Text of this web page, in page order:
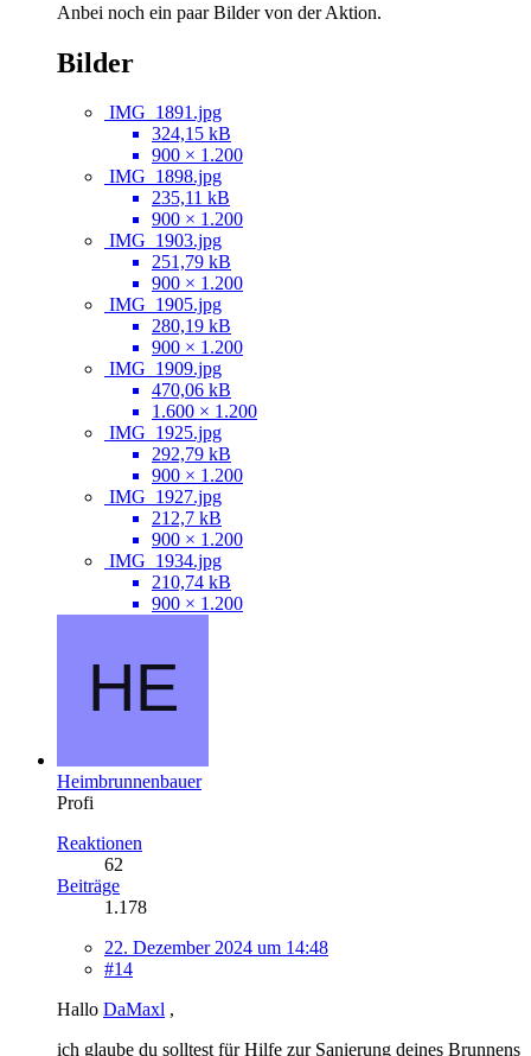
Anbei noch ein paar Bilder von der Aktion.
Bilder
IMG_1891.jpg
324,15 kB
900 × 1.200
IMG_1898.jpg
235,11 kB
900 × 1.200
IMG_1903.jpg
251,79 kB
900 × 1.200
IMG_1905.jpg
280,19 kB
900 × 1.200
IMG_1909.jpg
470,06 kB
1.600 × 1.200
IMG_1925.jpg
292,79 kB
900 × 1.200
IMG_1927.jpg
212,7 kB
900 × 1.200
IMG_1934.jpg
210,74 kB
900 × 1.200
Heimbrunnenbauer
Profi
Reaktionen
62
Beiträge
1.178
22. Dezember 2024 um 14:48
#14
Hallo DaMaxl ,
ich glaube du solltest für Hilfe zur Sanierung deines Brunnens